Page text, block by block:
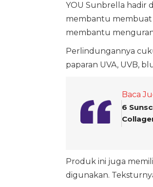
YOU Sunbrella hadir
membantu membuat
membantu
Perlindungannya
paparan UVA, UVB,
Baca
6
Produk ini juga
digunakan.